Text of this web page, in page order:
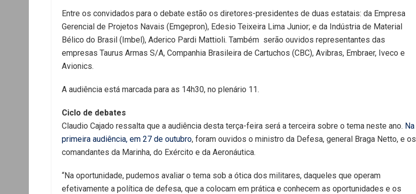
Entre os convidados para o debate estão os diretores-presidentes de duas estatais: da Empresa
Gerencial de Projetos Navais (Emgepron), Edesio Teixeira Lima Junior; e da Indústria de Material
Bélico do Brasil (Imbel), Aderico Pardi Mattioli. Também serão ouvidos representantes das
empresas Taurus Armas S/A, Companhia Brasileira de Cartuchos (CBC), Avibras, Embraer, Iveco e
Avionics.
A audiência está marcada para as 14h30, no plenário 11.
Ciclo de debates
Claudio Cajado ressalta que a audiência desta terça-feira será a terceira sobre o tema neste ano. Na
primeira audiência, em 27 de outubro, foram ouvidos o ministro da Defesa, general Braga Netto, e os
comandantes da Marinha, do Exército e da Aeronáutica.
“Na oportunidade, pudemos avaliar o tema sob a ótica dos militares, daqueles que operam
efetivamente a política de defesa, que a colocam em prática e conhecem as oportunidades e os